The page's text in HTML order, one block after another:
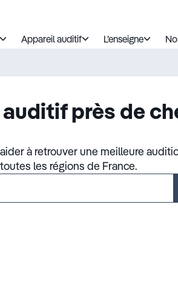
Appareil auditif L’enseigne
près de
à retrouver une meilleure
les régions de France.